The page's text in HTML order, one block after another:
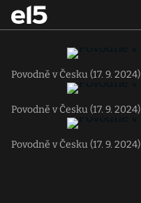
Povodně v Česku (17. 9. 2024)
Povodně v Česku (17. 9. 2024)
Povodně v Česku (17. 9. 2024)